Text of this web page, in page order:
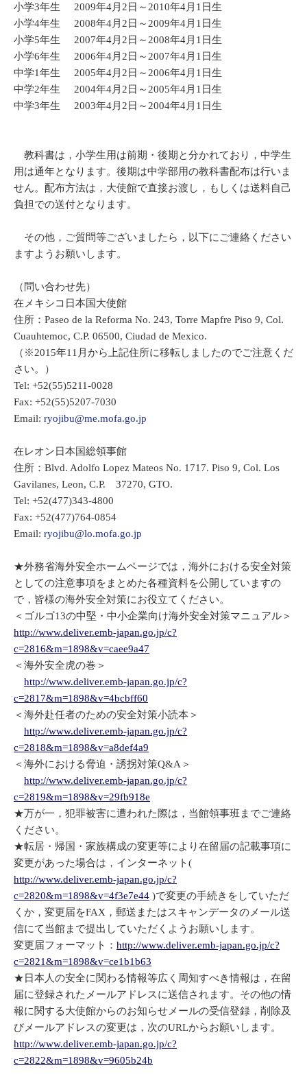
小学3年生 2009年4月2日～2010年4月1日生
小学4年生 2008年4月2日～2009年4月1日生
小学5年生 2007年4月2日～2008年4月1日生
小学6年生 2006年4月2日～2007年4月1日生
中学1年生 2005年4月2日～2006年4月1日生
中学2年生 2004年4月2日～2005年4月1日生
中学3年生 2003年4月2日～2004年4月1日生
教科書は，小学生用は前期・後期と分かれており，中学生
用は通年となります。後期は中学部用の教科書配布は行いま
せん。配布方法は，大使館で直接お渡し，もしくは送料自己
負担での送付となります。
その他，ご質問等ございましたら，以下にご連絡ください
ますようお願いします。
（問い合わせ先）
在メキシコ日本国大使館
住所：Paseo de la Reforma No. 243, Torre Mapfre Piso 9, Col.
Cuauhtemoc, C.P. 06500, Ciudad de Mexico.
（※2015年11月から上記住所に移転しましたのでご注意くだ
さい。）
Tel: +52(55)5211-0028
Fax: +52(55)5207-7030
Email: ryojibu@me.mofa.go.jp
在レオン日本国総領事館
住所：Blvd. Adolfo Lopez Mateos No. 1717. Piso 9, Col. Los
Gavilanes, Leon, C.P. 37270, GTO.
Tel: +52(477)343-4800
Fax: +52(477)764-0854
Email: ryojibu@lo.mofa.go.jp
★外務省海外安全ホームページでは，海外における安全対策
としての注意事項をまとめた各種資料を公開していますの
で，皆様の海外安全対策にお役立てください。
＜ゴルゴ13の中堅・中小企業向け海外安全対策マニュアル＞
http://www.deliver.emb-japan.go.jp/c?
c=2816&m=1898&v=caee9a47
＜海外安全虎の巻＞
http://www.deliver.emb-japan.go.jp/c?
c=2817&m=1898&v=4bcbff60
＜海外赴任者のための安全対策小読本＞
http://www.deliver.emb-japan.go.jp/c?
c=2818&m=1898&v=a8def4a9
＜海外における脅迫・誘拐対策Q&A＞
http://www.deliver.emb-japan.go.jp/c?
c=2819&m=1898&v=29fb918e
★万が一，犯罪被害に遭われた際は，当館領事班までご連絡
ください。
★転居・帰国・家族構成の変更等により在留届の記載事項に
変更があった場合は，インターネット(
http://www.deliver.emb-japan.go.jp/c?
c=2820&m=1898&v=4f3e7e44 )で変更の手続きをしていただ
くか，変更届をFAX，郵送またはスキャンデータのメール送
信にて当館まで提出していただくようお願いします。
変更届フォーマット： http://www.deliver.emb-japan.go.jp/c?
c=2821&m=1898&v=ce1b1b63
★日本人の安全に関わる情報等広く周知すべき情報は，在留
届に登録されたメールアドレスに送信されます。その他の情
報に関する大使館からのお知らせメールの受信登録，削除及
びメールアドレスの変更は，次のURLからお願いします。
http://www.deliver.emb-japan.go.jp/c?
c=2822&m=1898&v=9605b24b